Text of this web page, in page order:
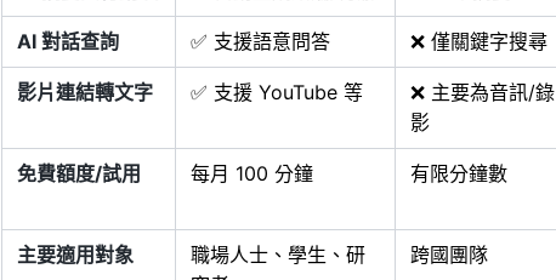
AI 對話查詢 ✅ 支援語意問答 ❌ 僅關鍵字搜尋
影片連結轉文字 ✅ 支援 YouTube 等
❌ 主要為音訊/錄
影
免費額度/試用 每月 100 分鐘 有限分鐘數
主要適用對象
職場人士、學生、研
跨國團隊